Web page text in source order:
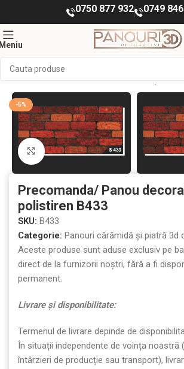
0750 877 932 0749
INTERIOR Panouri cărămidă și
-5%
Mărește imaginea
Precomanda/ Panou
polistiren B433
SKU: B433
Categorie: Panouri cărămidă și piatră 3d
Aceste produse sunt aduse exclusiv pe
direct de la furnizorii noștri, fără a fi
permanent.
Livrare și disponibilitate:
Termenul de livrare depinde de
În situații independente de voința noastră
întârzieri de producție sau transport),